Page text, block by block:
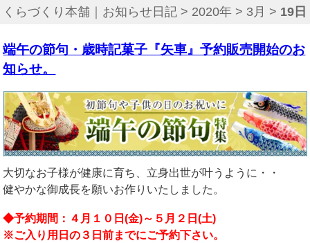
くらづくり本舗｜お知らせ日記 > 2020年 > 3月 > 19日
端午の節句・歳時記菓子『矢車』予約販売開始のお
知らせ。
大切なお子様が健康に育ち、立身出世が叶うように・・
健やかな御成長を願いお作りいたしました。
◆予約期間：４月１０日(金)～５月２日(土)
※ご入り用日の３日前までにご予約下さい。